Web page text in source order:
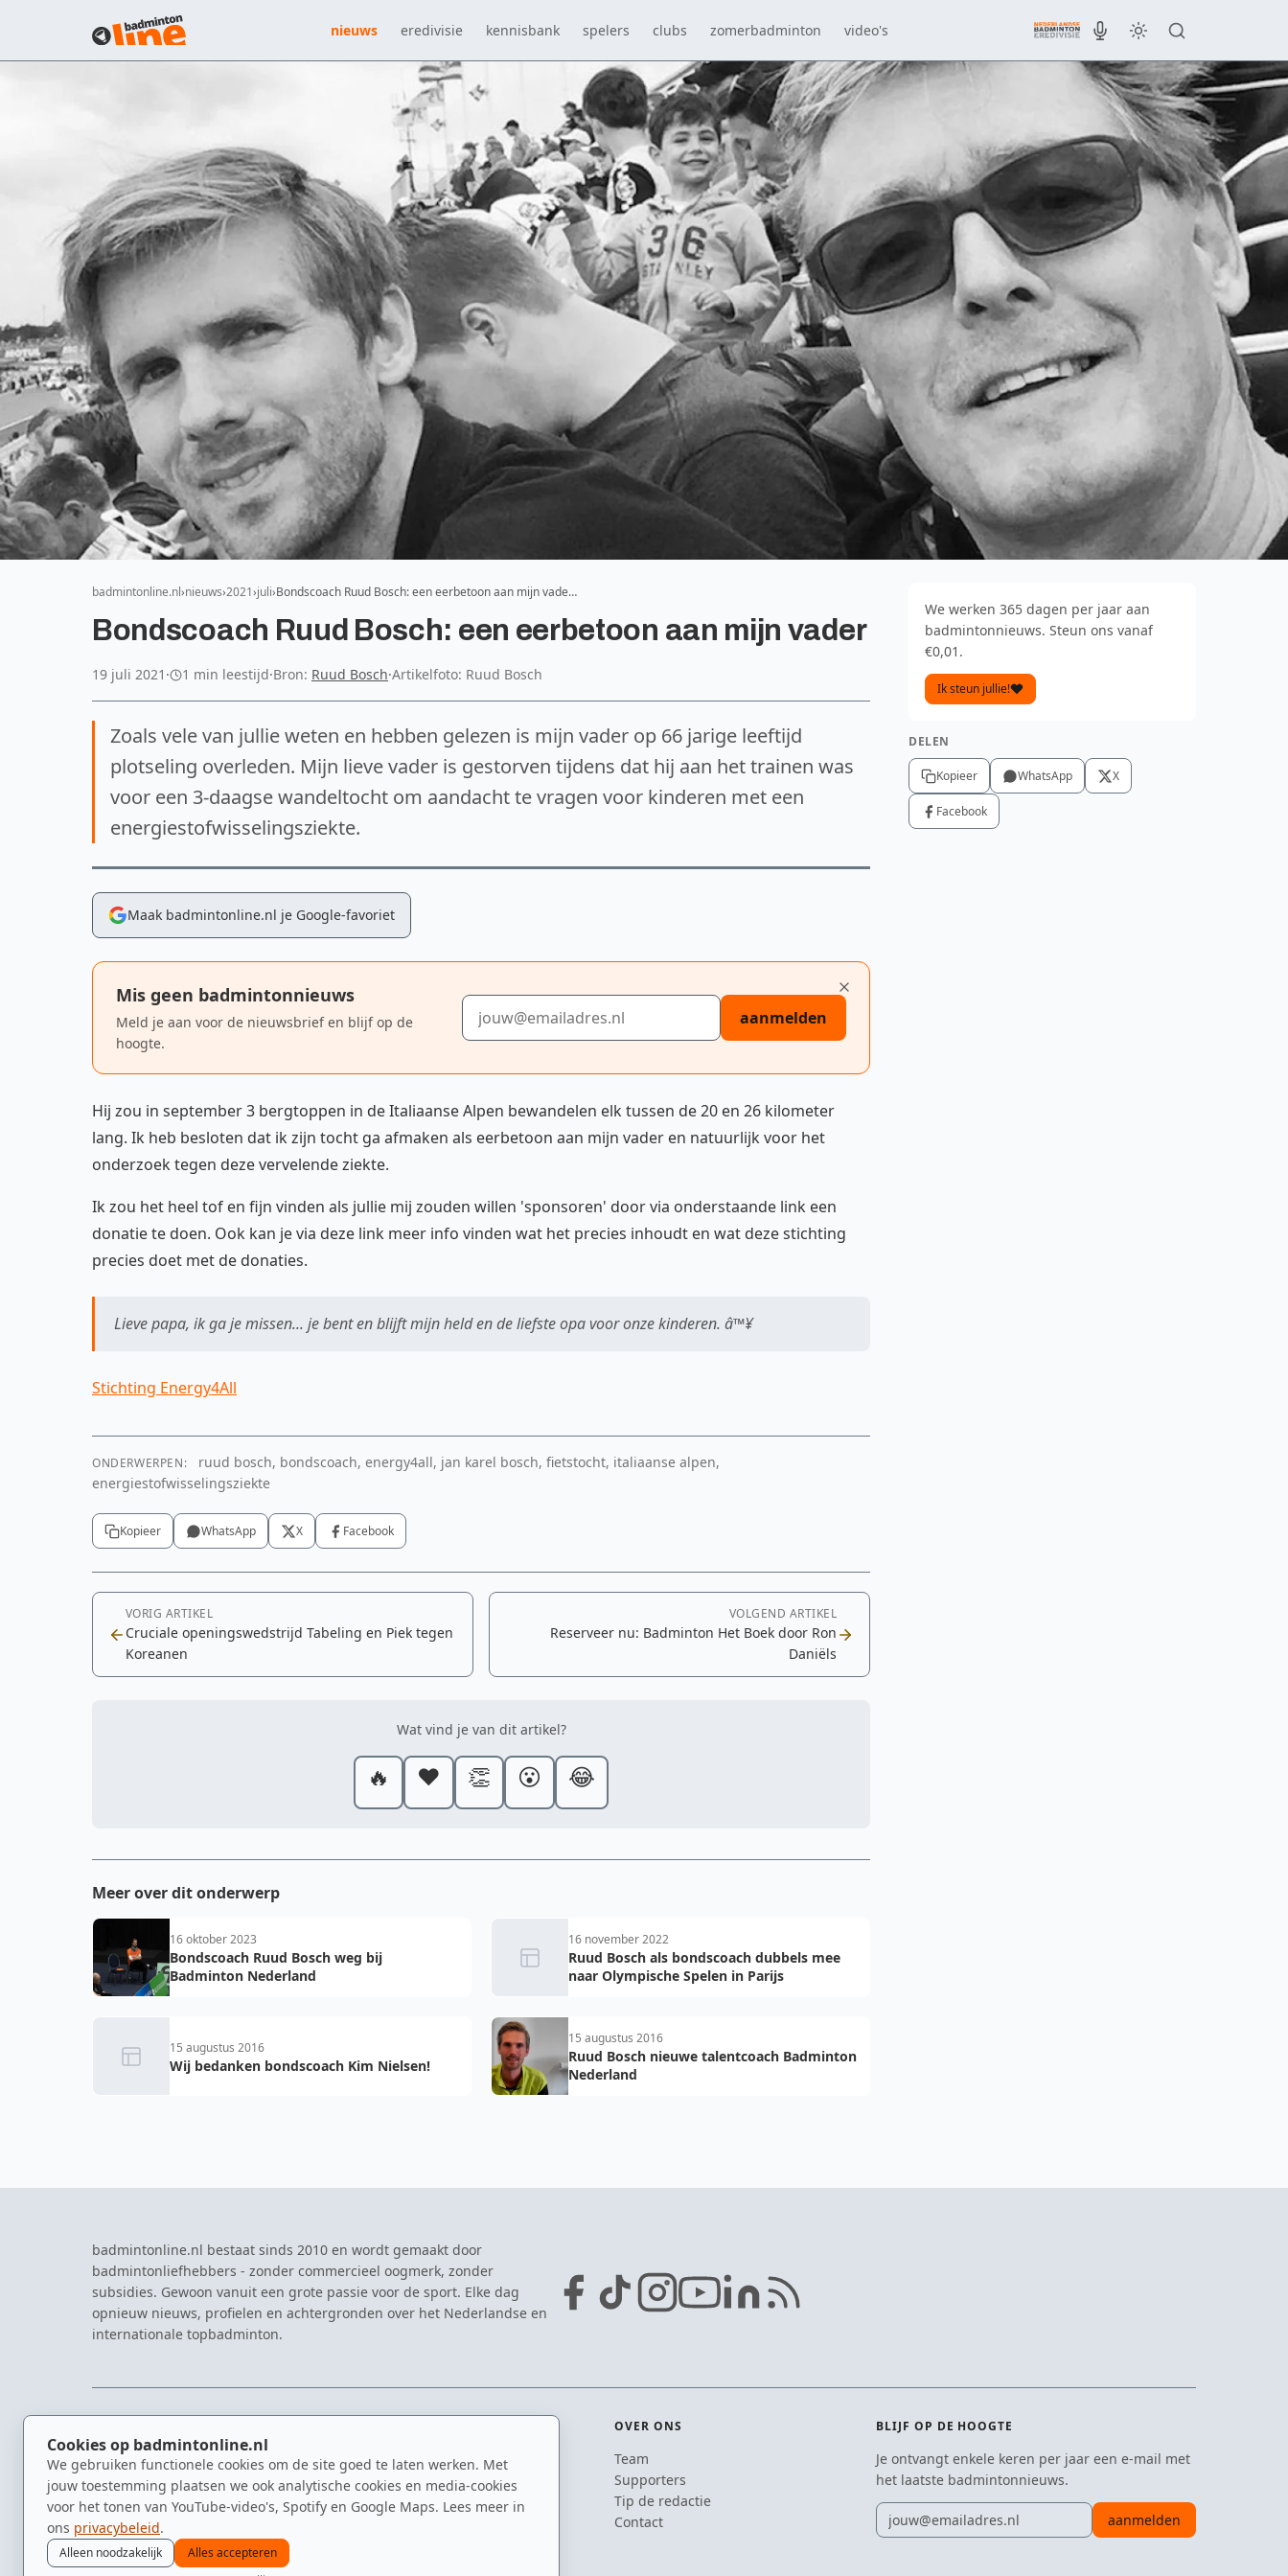
Cookies op badmintonline.nl
We gebruiken functionele cookies om de site goed te laten werken. Met
jouw toestemming plaatsen we ook analytische cookies en media-cookies
voor het tonen van YouTube-video's, Spotify en Google Maps. Lees meer in
ons privacybeleid.
Alleen noodzakelijk
Alles accepteren
nieuws eredivisie kennisbank spelers clubs zomerbadminton video's
badmintonline.nl nieuws 2021 juli Bondscoach Ruud Bosch: een eerbetoon aan mijn vade…
Bondscoach Ruud Bosch: een eerbetoon aan mijn vader
19 juli 2021 · 1 min leestijd·Bron: Ruud Bosch·Artikelfoto: Ruud Bosch
Zoals vele van jullie weten en hebben gelezen is mijn vader op 66 jarige leeftijd
plotseling overleden. Mijn lieve vader is gestorven tijdens dat hij aan het trainen was
voor een 3-daagse wandeltocht om aandacht te vragen voor kinderen met een
energiestofwisselingsziekte.
Maak badmintonline.nl je Google-favoriet
Mis geen badmintonnieuws
Meld je aan voor de nieuwsbrief en blijf op de
hoogte.
E-mailadres
aanmelden
Hij zou in september 3 bergtoppen in de Italiaanse Alpen bewandelen elk tussen de 20 en 26 kilometer
lang. Ik heb besloten dat ik zijn tocht ga afmaken als eerbetoon aan mijn vader en natuurlijk voor het
onderzoek tegen deze vervelende ziekte.
Ik zou het heel tof en fijn vinden als jullie mij zouden willen 'sponsoren' door via onderstaande link een
donatie te doen. Ook kan je via deze link meer info vinden wat het precies inhoudt en wat deze stichting
precies doet met de donaties.
Lieve papa, ik ga je missen... je bent en blijft mijn held en de liefste opa voor onze kinderen. â™¥
Stichting Energy4All
ONDERWERPEN:
ruud bosch, bondscoach, energy4all, jan karel bosch, fietstocht, italiaanse alpen,
energiestofwisselingsziekte
Kopieer WhatsApp X Facebook
VORIG ARTIKEL
Cruciale openingswedstrijd Tabeling en Piek tegen
Koreanen
VOLGEND ARTIKEL
Reserveer nu: Badminton Het Boek door Ron
Daniëls
Wat vind je van dit artikel?
🔥 ❤️ 👏 😮 😂
Meer over dit onderwerp
16 oktober 2023
Bondscoach Ruud Bosch weg bij
Badminton Nederland
16 november 2022
Ruud Bosch als bondscoach dubbels mee
naar Olympische Spelen in Parijs
15 augustus 2016
Wij bedanken bondscoach Kim Nielsen!
15 augustus 2016
Ruud Bosch nieuwe talentcoach Badminton
Nederland
We werken 365 dagen per jaar aan
badmintonnieuws. Steun ons vanaf
€0,01.
Ik steun jullie!
DELEN
Kopieer WhatsApp X
Facebook
badmintonline.nl bestaat sinds 2010 en wordt gemaakt door
badmintonliefhebbers - zonder commercieel oogmerk, zonder
subsidies. Gewoon vanuit een grote passie voor de sport. Elke dag
opnieuw nieuws, profielen en achtergronden over het Nederlandse en
internationale topbadminton.
Nieuws
Kennisbank
Spelers
Clubs
Video's
Eredivisie
NK Badminton
Dutch Open
Zomerbadminton
OVER ONS
Team
Supporters
Tip de redactie
Contact
BLIJF OP DE HOOGTE
Je ontvangt enkele keren per jaar een e-mail met
het laatste badmintonnieuws.
E-mailadres
aanmelden